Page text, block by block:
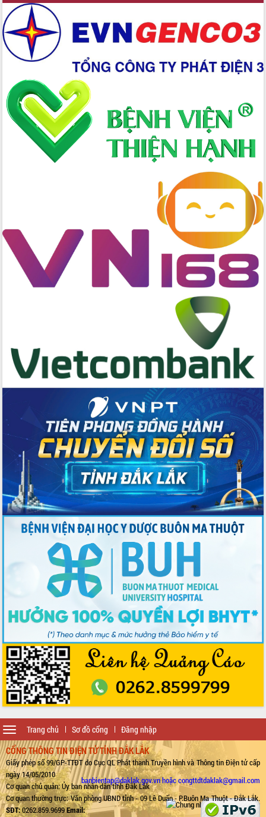
Trang chủ Sơ đồ cổng Đăng nhập
Toggle
navigation
CỔNG THÔNG TIN ĐIỆN TỬ TỈNH ĐẮK LẮK
Giấy phép số 99/GP-TTĐT do Cục QL Phát thanh Truyền hình và Thông tin Điện tử cấp
ngày 14/05/2010
Cơ quan chủ quản: Ủy ban nhân dân tỉnh Đắk Lắk
Cơ quan thường trực: Văn phòng UBND tỉnh - 09 Lê Duẩn - P.Buôn Ma Thuột - Đắk Lắk.
SĐT:0262.859.9699Email:
banbientap@daklak.gov.vn hoặc congttdtdaklak@gmail.com